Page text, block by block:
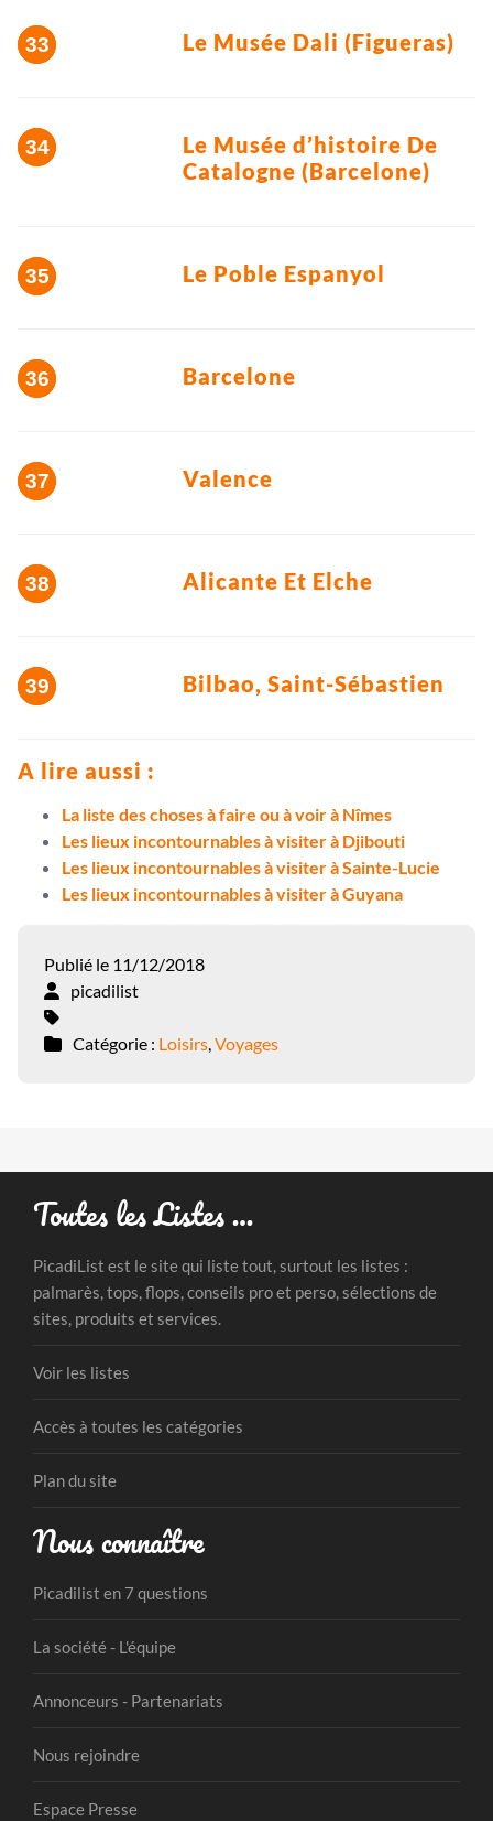
Le Musée Dali (Figueras)
Le Musée d’histoire De
Catalogne (Barcelone)
Le Poble Espanyol
Barcelone
Valence
Alicante Et Elche
Bilbao, Saint-Sébastien
A lire aussi :
La liste des choses à faire ou à voir à Nîmes
Les lieux incontournables à visiter à Djibouti
Les lieux incontournables à visiter à Sainte-Lucie
Les lieux incontournables à visiter à Guyana
Publié le 11/12/2018
picadilist
Catégorie : Loisirs,Voyages
Toutes les Listes …
PicadiList est le site qui liste tout, surtout les listes :
palmarès, tops, flops, conseils pro et perso, sélections de
sites, produits et services.
Voir les listes
Accès à toutes les catégories
Plan du site
Nous connaître
Picadilist en 7 questions
La société - L'équipe
Annonceurs - Partenariats
Nous rejoindre
Espace Presse